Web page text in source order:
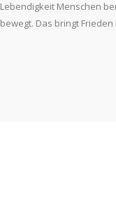
Lebendigkeit Menschen
bewegt. Das bringt Frieden